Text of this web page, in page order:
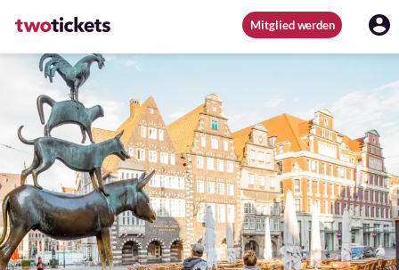
Mitglied werden